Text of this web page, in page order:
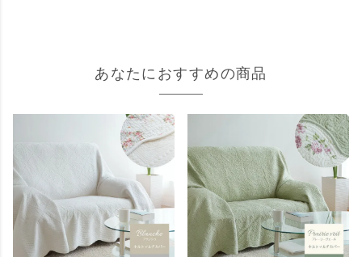
あなたにおすすめの商品